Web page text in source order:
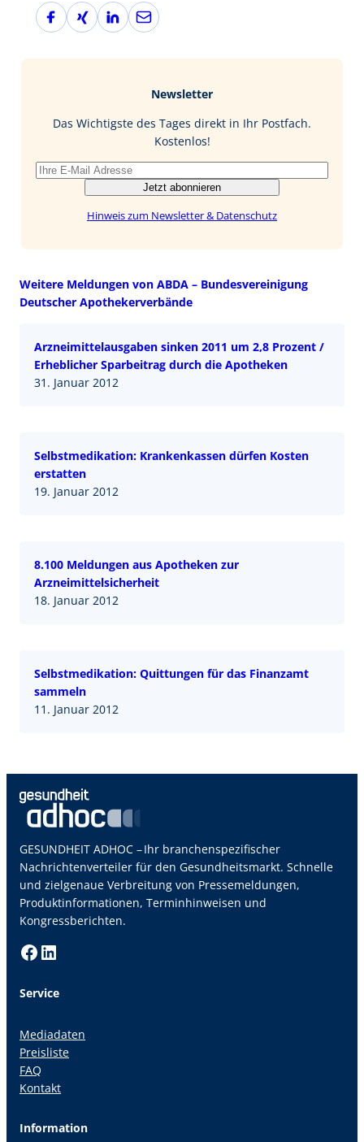
F
a
X
i
L
i
I
E
-
Newsletter
Das Wichtigste des Tages direkt in Ihr Postfach.
Kostenlos!
Jetzt abonnieren
Hinweis zum Newsletter & Datenschutz
Weitere Meldungen von ABDA – Bundesvereinigung
Deutscher Apothekerverbände
Arzneimittelausgaben sinken 2011 um 2,8 Prozent /
Erheblicher Sparbeitrag durch die Apotheken
31. Januar 2012
Selbstmedikation: Krankenkassen dürfen Kosten
erstatten
19. Januar 2012
8.100 Meldungen aus Apotheken zur
Arzneimittelsicherheit
18. Januar 2012
Selbstmedikation: Quittungen für das Finanzamt
sammeln
11. Januar 2012
GESUNDHEIT ADHOC – Ihr branchenspezifischer
Nachrichtenverteiler für den Gesundheitsmarkt. Schnelle
und zielgenaue Verbreitung von Pressemeldungen,
Produktinformationen, Terminhinweisen und
Kongressberichten.
Facebook LinkedIn
Service
Mediadaten
Preisliste
FAQ
Kontakt
Information